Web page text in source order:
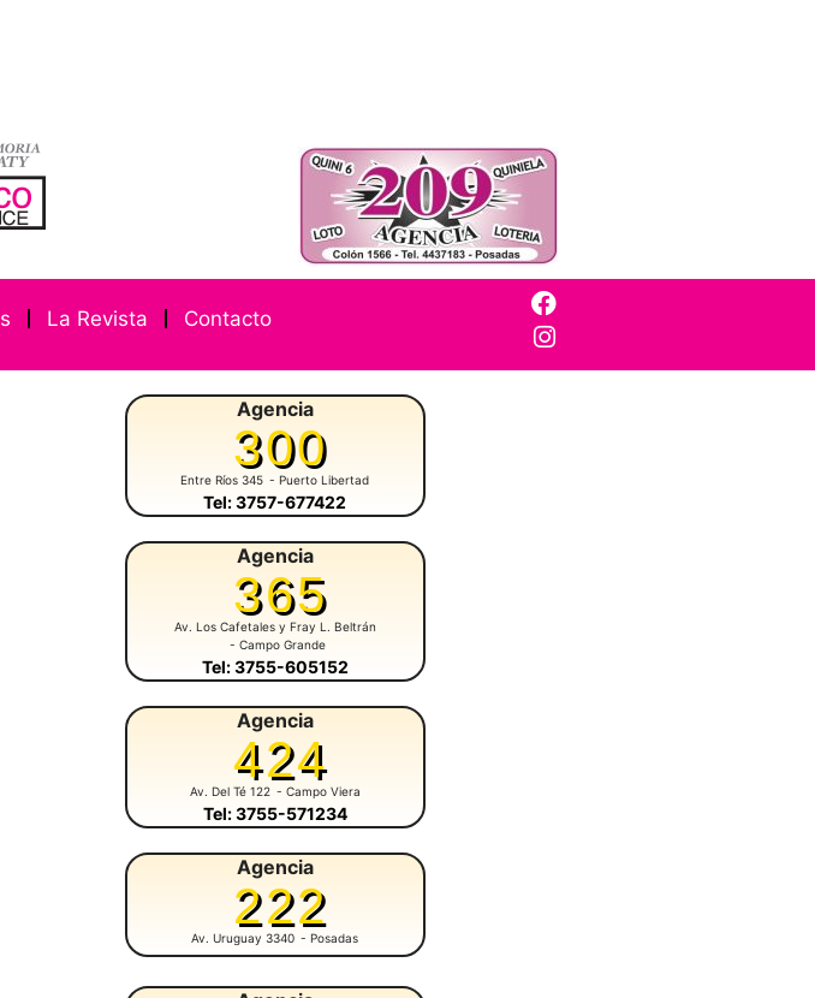
La Revista Contacto
Agencia
300
Entre Ríos 345 - Puerto Libertad
Tel: 3757-677422
Agencia
365
Av. Los Cafetales y Fray L. Beltrán
- Campo Grande
Tel: 3755-605152
Agencia
424
Av. Del Té 122 - Campo Viera
Tel: 3755-571234
Agencia
222
Av. Uruguay 3340 - Posadas